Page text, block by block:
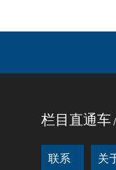
栏目直通车
联系
关